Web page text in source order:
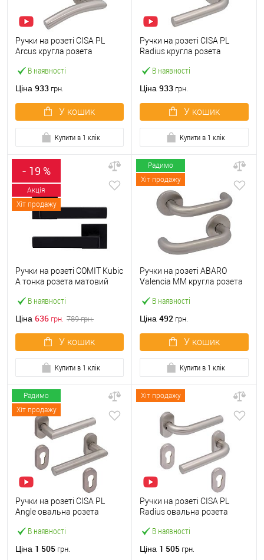
В наявності
Ручки на розеті CISA PL
Arcus кругла розета
Ціна 933 грн.
У кошик
Купити в 1 клік
В наявності
Ручки на розеті CISA PL
Radius кругла розета
Ціна 933 грн.
У кошик
Купити в 1 клік
- 19 %
Акція
Хіт продажу
В наявності
Ручки на розеті COMIT Kubic
A тонка розета матовий
Ціна 636 грн. 789грн.
У кошик
Купити в 1 клік
Радимо
Хіт продажу
В наявності
Ручки на розеті ABARO
Valencia MM кругла розета
Ціна 492 грн.
У кошик
Купити в 1 клік
Радимо
Хіт продажу
В наявності
Ручки на розеті CISA PL
Angle овальна розета
Ціна 1 505 грн.
Хіт продажу
В наявності
Ручки на розеті CISA PL
Radius овальна розета
Ціна 1 505 грн.